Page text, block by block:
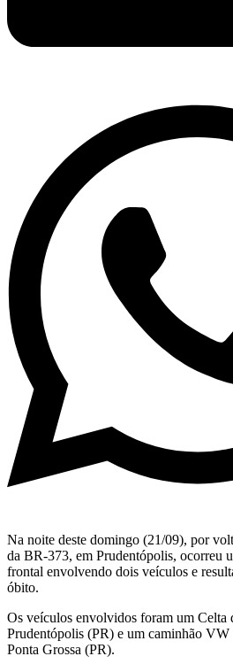
Na noite deste domingo (21/09), por
da BR-373, em Prudentópolis, ocorreu
frontal envolvendo dois veículos e
óbito.
Os veículos envolvidos foram um Celta
Prudentópolis (PR) e um caminhão VW
Ponta Grossa (PR).